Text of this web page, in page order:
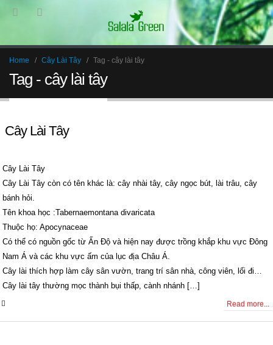
Home Cây Lài Tây Tag - cây lài tây
Tag - cây lài tây
Cây Lài Tây
Cây Lài Tây
Cây Lài Tây còn có tên khác là: cây nhài tây, cây ngọc bút, lài trâu, cây
bánh hỏi.
Tên khoa học :Tabernaemontana divaricata
Thuộc họ: Apocynaceae
Có thể có nguồn gốc từ Ấn Độ và hiện nay được trồng khắp khu vực Đông
Nam Á và các khu vực ấm của lục địa Châu Á.
Cây lài thích hợp làm cây sân vườn, trang trí sân nhà, công viên, lối đi…
Cây lài tây thường mọc thành bụi thấp, cành nhánh […]
Read more...